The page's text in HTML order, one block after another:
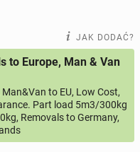
JAK DODAĆ?
to Europe, Man & Van
to EU, Low Cost,
Part load 5m3/300kg
Removals to Germany,